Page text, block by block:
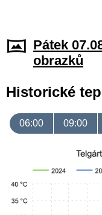
Pátek
obrazků
Historické
06:00 09:00